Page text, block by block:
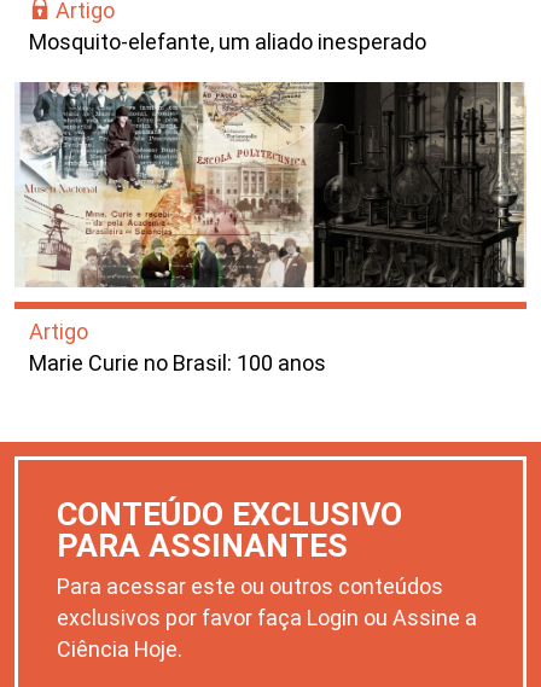
Artigo
Mosquito-elefante, um aliado inesperado
Artigo
Marie Curie no Brasil: 100 anos
CONTEÚDO EXCLUSIVO
PARA ASSINANTES
Para acessar este ou outros conteúdos
exclusivos por favor faça Login ou Assine a
Ciência Hoje.